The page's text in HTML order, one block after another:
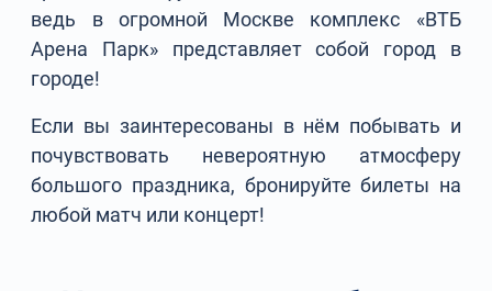
ведь в огромной Москве комплекс «ВТБ
Арена Парк» представляет собой город в
городе!
Если вы заинтересованы в нём побывать и
почувствовать невероятную атмосферу
большого праздника, бронируйте билеты на
любой матч или концерт!